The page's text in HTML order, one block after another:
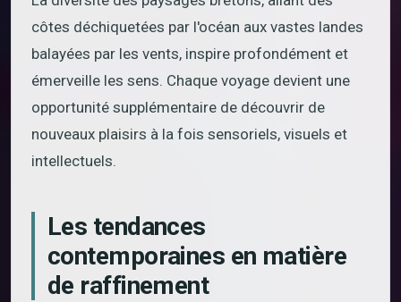
côtes déchiquetées par l'océan aux vastes landes
balayées par les vents, inspire profondément et
émerveille les sens. Chaque voyage devient une
opportunité supplémentaire de découvrir de
nouveaux plaisirs à la fois sensoriels, visuels et
intellectuels.
Les tendances
contemporaines en matière
de raffinement